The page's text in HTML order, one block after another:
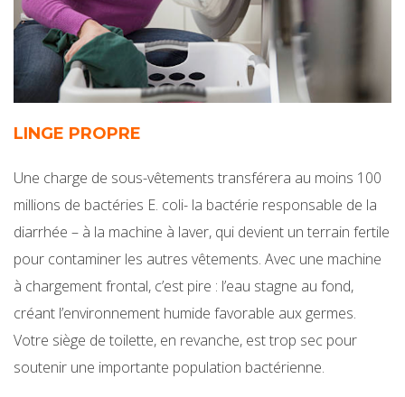
LINGE PROPRE
Une charge de sous-vêtements transférera au moins 100
millions de bactéries E. coli- la bactérie responsable de la
diarrhée – à la machine à laver, qui devient un terrain fertile
pour contaminer les autres vêtements. Avec une machine
à chargement frontal, c’est pire : l’eau stagne au fond,
créant l’environnement humide favorable aux germes.
Votre siège de toilette, en revanche, est trop sec pour
soutenir une importante population bactérienne.